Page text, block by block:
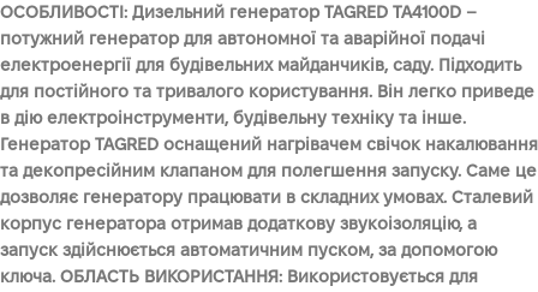
ОСОБЛИВОСТІ: Дизельний генератор TAGRED TA4100D –
потужний генератор для автономної та аварійної подачі
електроенергії для будівельних майданчиків, саду. Підходить
для постійного та тривалого користування. Він легко приведе
в дію електроінструменти, будівельну техніку та інше.
Генератор TAGRED оснащений нагрівачем свічок накалювання
та декопресійним клапаном для полегшення запуску. Саме це
дозволяє генератору працювати в складних умовах. Сталевий
корпус генератора отримав додаткову звукоізоляцію, а
запуск здійснюється автоматичним пуском, за допомогою
ключа. ОБЛАСТЬ ВИКОРИСТАННЯ: Використовується для